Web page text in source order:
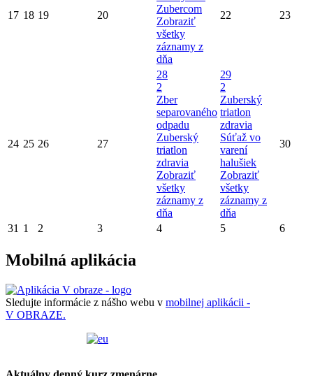
17 18 19 20
Zubercom
Zobraziť
všetky
záznamy z
dňa
22 23
24 25 26 27
28
2
Zber
separovaného
odpadu
Zuberský
triatlon
zdravia
Zobraziť
všetky
záznamy z
dňa
29
2
Zuberský
triatlon
zdravia
Súťaž vo
varení
halušiek
Zobraziť
všetky
záznamy z
dňa
30
31 1 2 3 4 5 6
Mobilná aplikácia
Sledujte informácie z nášho webu v mobilnej aplikácii -
V OBRAZE.